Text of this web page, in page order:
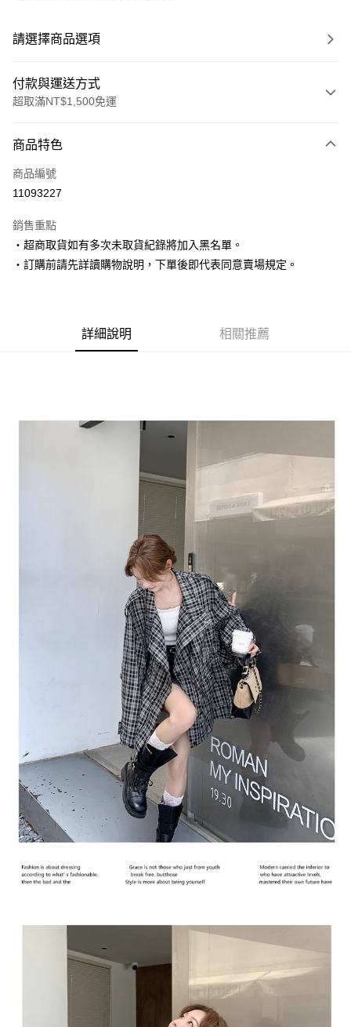
請選擇商品選項
付款與運送方式
超取滿NT$1,500免運
信用卡一次付款
超商取貨付款
Apple Pay
街口支付
便利好安心！
１．簡單：不需註冊會員、不需綁卡、不需儲值。
２．便利：只要手機號碼，簡訊認證，即可結帳。
１．於結帳方式選擇「AFTEE先享後付」後，將跳轉至「AFTEE先享後付」
結帳頁面，進行簡訊認證並確認金額後，即可完成結帳。
２．訂單成立數日內，您將收到繳費通知簡訊。
３．收到繳費通知簡訊後14天內，點擊此簡訊中的連結，可透過四大超商／
ATM／網路銀行／等多元方式進行付款，方視為交易完成。
※ 請注意：結帳手續完成當下不需立刻繳費，但若您需要取消訂單，請聯絡
購買商品的店家。未經商家同意取消之訂單仍視為有效，需透過AFTEE先享
※ 交易是否成功請以「AFTEE先享後付 」之結帳頁面顯示為準，若有關於
是否繳費成功／繳費後需取消欲退款等相關疑問，請聯繫「AFTEE先享後付
https://netprotections.freshdesk.com/support/home
１．透過由恩沛科技股份有限公司提供之「AFTEE先享後付」服務完成之交
易，需依本服務之必要範圍內提供個人資料，並將交易相關給付款項請求債
權轉讓予恩沛科技股份有限公司。
２．關於個人資料處理事宜，請瀏覽以下網址：
https://aftee.tw/terms/#terms3
３．未成年的使用者請事先徵得法定代理人或監護人之同意方可使用
「AFTEE先享後付」，若未經同意申辦者引起之損失，本公司不負相關責
任。
４．使用「AFTEE先享後付」時，將依據個別帳號之用戶狀況，依本公司即
時審查核予不同之上限額度；若仍有額度不足之情形，本公司將視審查結果
請求用戶進行身份認證。
５．嚴禁一人註冊多個帳號或使用他人資訊註冊。若發現惡意使用之情形，
每筆NT$80，滿NT$1,500(含以上)免運費
每筆NT$80，滿NT$1,500(含以上)免運費
每筆NT$80，滿NT$1,500(含以上)免運費
每筆NT$80，滿NT$1,500(含以上)免運費
每筆NT$80，滿NT$1,500(含以上)免運費
每筆NT$80，滿NT$1,500(含以上)免運費
宅配
每筆NT$100，滿NT$1,500(含以上)免運費
海外宅配 查看運費
商品特色
商品編號
11093227
銷售重點
‧超商取貨如有多次未取貨紀錄將加入黑名單。
‧訂購前請先詳讀購物說明，下單後即代表同意賣場規定。
詳細說明 相關推薦